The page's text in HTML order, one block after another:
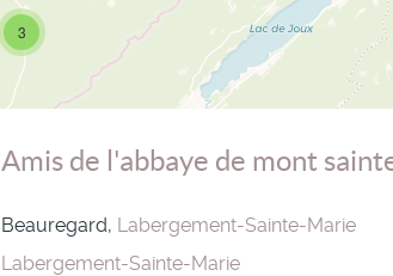
3
Amis de l'abbaye de mont
Beauregard, Labergement-Sainte-Marie
Labergement-Sainte-Marie